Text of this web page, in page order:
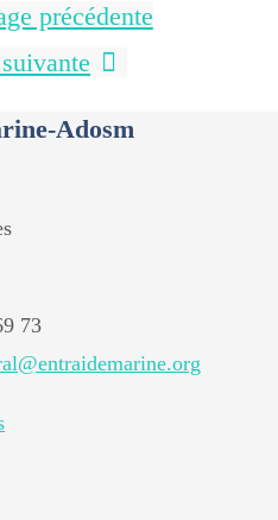
précédente
Adosm
73